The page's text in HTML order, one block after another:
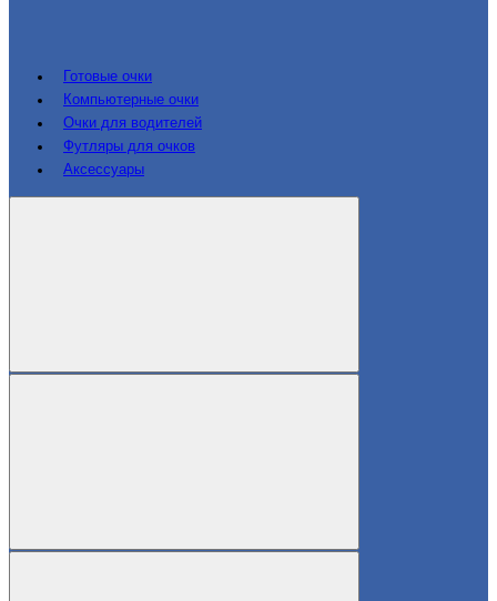
Готовые очки
Компьютерные очки
Очки для водителей
Футляры для очков
Аксессуары